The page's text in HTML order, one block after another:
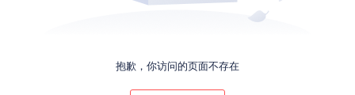
抱歉，你访问的页面不存在